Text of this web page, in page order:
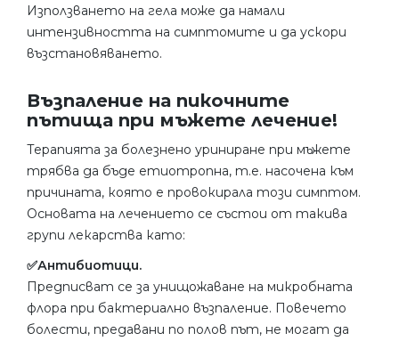
Използването на гела може да намали
интензивността на симптомите и да ускори
възстановяването.
Възпаление на пикочните
пътища при мъжете лечение!
Терапията за болезнено уриниране при мъжете
трябва да бъде етиотропна, т.е. насочена към
причината, която е провокирала този симптом.
Основата на лечението се състои от такива
групи лекарства като:
✅Антибиотици.
Предписват се за унищожаване на микробната
флора при бактериално възпаление. Повечето
болести, предавани по полов път, не могат да